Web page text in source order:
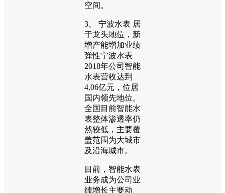
空间。
3、 宁波水表 居
于龙头地位，新
增产能增加业绩
弹性宁波水表
2018年公司智能
水表营收达到
4.06亿元，位居
国内领先地位。
全国目前智能水
表整体渗透率仍
然较低，主要覆
盖范围为大城市
及沿海城市。
目前，智能水表
业务成为公司业
绩增长主要动